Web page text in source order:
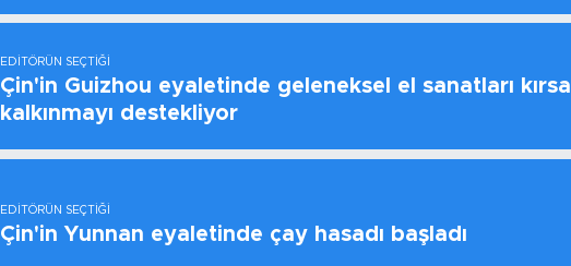
EDITÖRÜN SEÇTIĞI
Çin'in Guizhou eyaletinde geleneksel el sanatları kırsal
kalkınmayı destekliyor
EDITÖRÜN SEÇTIĞI
Çin'in Yunnan eyaletinde çay hasadı başladı